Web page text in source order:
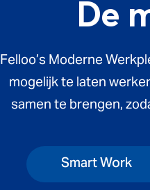
De
Felloo’s Moderne
mogelijk te laten
samen te brengen,
Smart Work